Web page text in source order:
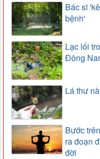
Bác sĩ
bệnh'
Lạc lối
Đông
Lá thư
Bước
ra đoạn
đời